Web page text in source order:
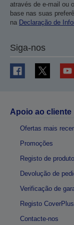
através de e-mail ou
base nas suas
na Declaração de
Siga-nos
Apoio ao cliente
Ofertas mais
Promoções
Registo de
Devolução de
Verificação de
Registo CoverPlus
Contacte-nos